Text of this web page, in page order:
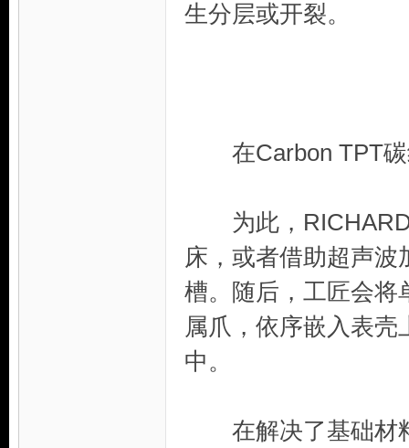
生分层或开裂。
在Carbon TPT碳
为此，RICHARD
床，或者借助超声
槽。随后，工匠会将
属爪，依序嵌入表
中。
在解决了基础材料